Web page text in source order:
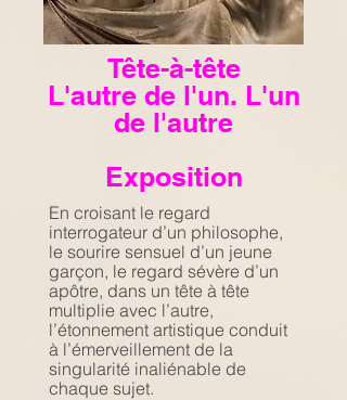
Tête-à-tête
L'autre de l'un. L'un
de l'autre
Exposition
En croisant le regard
interrogateur d’un philosophe,
le sourire sensuel d’un jeune
garçon, le regard sévère d’un
apôtre, dans un tête à tête
multiplie avec l’autre,
l’étonnement artistique conduit
à l’émerveillement de la
singularité inaliénable de
chaque sujet.